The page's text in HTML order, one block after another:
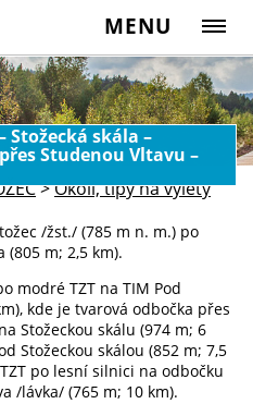
MENU
Stožecká skála –
Studenou Vltavu –
>Okolí, tipy na výlety
/žst./ (785 m n. m.) po
(805 m; 2,5 km).
modré TZT na TIM Pod
kde je tvarová odbočka přes
Stožeckou skálu (974 m; 6
Stožeckou skálou (852 m; 7,5
po lesní silnici na odbočku
/lávka/ (765 m; 10 km).